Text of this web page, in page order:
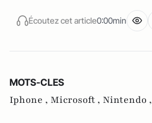
Écoutez cet article0:00min
MOTS-CLES
Iphone , Microsoft , Nintendo ,